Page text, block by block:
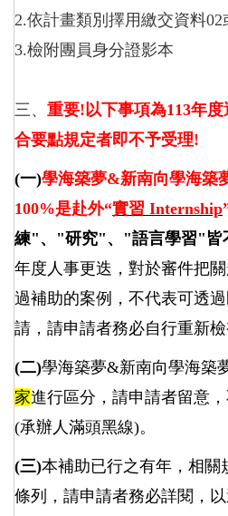
2.依計畫類別擇用繳交資料02
3.檢附團員身分證影本
三、 重要!以下事項為113年度
合要點規定者即不予受理!
(一)學海築夢&新南向學海築
100%是赴外“實習 Internship
練"、 "研究"、 "語言學習"皆
年度人事更迭，對於審件把
過補助的案例，不代表可透
請，請申請者務必自行重新檢
(二)學海築夢&新南向學海築
家進行區分，請申請者留意
(承辦人滿頭黑線)。
(三)本補助已行之有年，相關
條列，請申請者務必詳閱，